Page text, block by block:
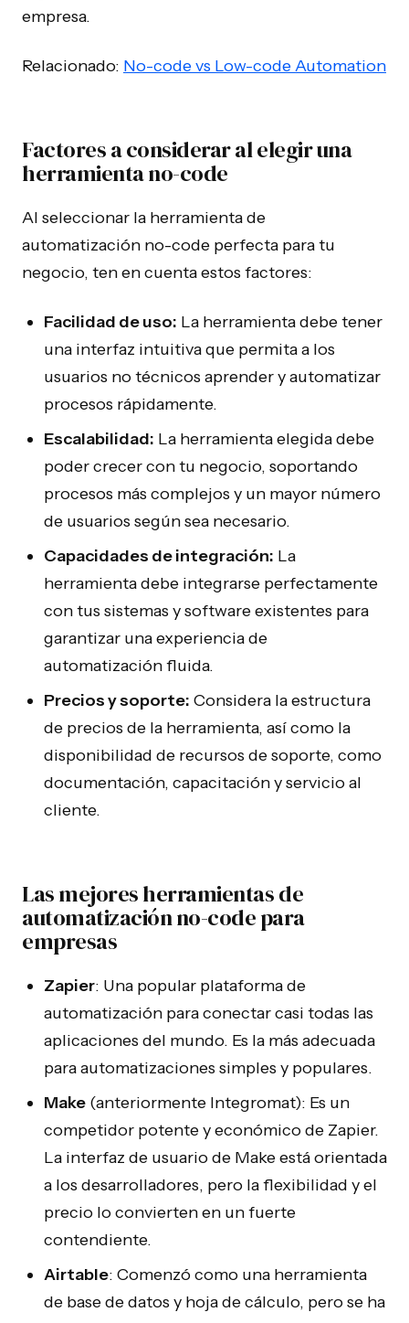
empresa.
Relacionado: No-code vs Low-code Automation
Factores a considerar al elegir una
herramienta no-code
Al seleccionar la herramienta de
automatización no-code perfecta para tu
negocio, ten en cuenta estos factores:
Facilidad de uso: La herramienta debe tener
una interfaz intuitiva que permita a los
usuarios no técnicos aprender y automatizar
procesos rápidamente.
Escalabilidad: La herramienta elegida debe
poder crecer con tu negocio, soportando
procesos más complejos y un mayor número
de usuarios según sea necesario.
Capacidades de integración: La
herramienta debe integrarse perfectamente
con tus sistemas y software existentes para
garantizar una experiencia de
automatización fluida.
Precios y soporte: Considera la estructura
de precios de la herramienta, así como la
disponibilidad de recursos de soporte, como
documentación, capacitación y servicio al
cliente.
Las mejores herramientas de
automatización no-code para
empresas
Zapier: Una popular plataforma de
automatización para conectar casi todas las
aplicaciones del mundo. Es la más adecuada
para automatizaciones simples y populares.
Make (anteriormente Integromat): Es un
competidor potente y económico de Zapier.
La interfaz de usuario de Make está orientada
a los desarrolladores, pero la flexibilidad y el
precio lo convierten en un fuerte
contendiente.
Airtable: Comenzó como una herramienta
de base de datos y hoja de cálculo, pero se ha